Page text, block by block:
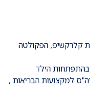
קלרקשיפ, הפקולטה
הילד
למקצועות הבריאות ,